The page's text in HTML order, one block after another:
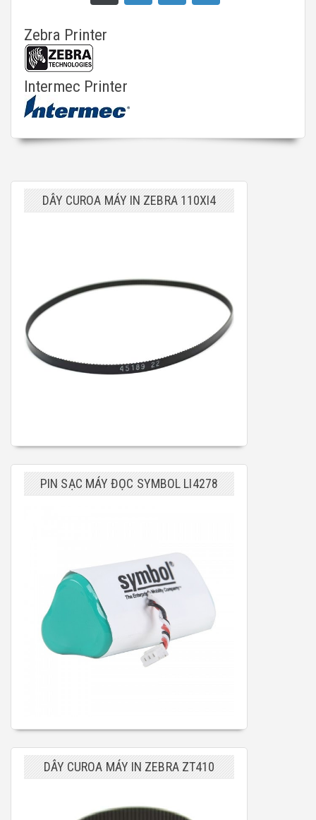
Zebra Printer
Intermec Printer
DÂY CUROA MÁY IN ZEBRA 110XI4
PIN SẠC MÁY ĐỌC SYMBOL LI4278
DÂY CUROA MÁY IN ZEBRA ZT410